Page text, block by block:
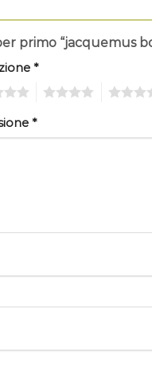
primo “jacquemus
*
*